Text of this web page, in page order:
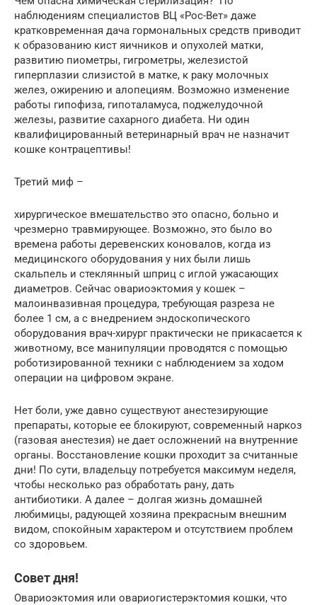
наблюдениям специалистов ВЦ «Рос-Вет» даже
кратковременная дача гормональных средств приводит
к образованию кист яичников и опухолей матки,
развитию пиометры, гигрометры, железистой
гиперплазии слизистой в матке, к раку молочных
желез, ожирению и алопециям. Возможно изменение
работы гипофиза, гипоталамуса, поджелудочной
железы, развитие сахарного диабета. Ни один
квалифицированный ветеринарный врач не назначит
кошке контрацептивы!
Третий миф –
хирургическое вмешательство это опасно, больно и
чрезмерно травмирующее. Возможно, это было во
времена работы деревенских коновалов, когда из
медицинского оборудования у них были лишь
скальпель и стеклянный шприц с иглой ужасающих
диаметров. Сейчас овариоэктомия у кошек –
малоинвазивная процедура, требующая разреза не
более 1 см, а с внедрением эндоскопического
оборудования врач-хирург практически не прикасается к
животному, все манипуляции проводятся с помощью
роботизированной техники с наблюдением за ходом
операции на цифровом экране.
Нет боли, уже давно существуют анестезирующие
препараты, которые ее блокируют, современный наркоз
(газовая анестезия) не дает осложнений на внутренние
органы. Восстановление кошки проходит за считанные
дни! По сути, владельцу потребуется максимум неделя,
чтобы несколько раз обработать рану, дать
антибиотики. А далее – долгая жизнь домашней
любимицы, радующей хозяина прекрасным внешним
видом, спокойным характером и отсутствием проблем
со здоровьем.
Совет дня!
Овариоэктомия или овариогистерэктомия кошки, что